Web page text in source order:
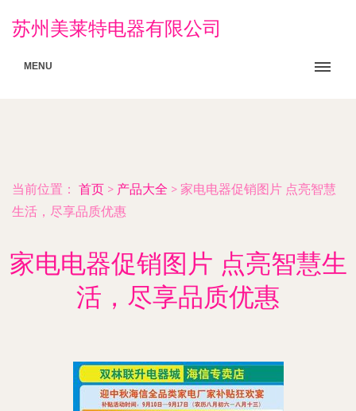
苏州美莱特电器有限公司
MENU
当前位置： 首页 > 产品大全 > 家电电器促销图片 点亮智慧
生活，尽享品质优惠
家电电器促销图片 点亮智慧生
活，尽享品质优惠